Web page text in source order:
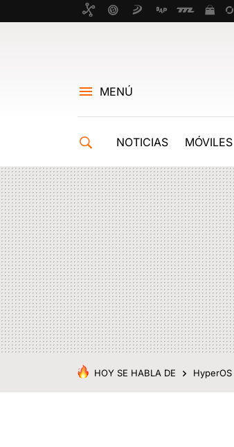
MENÚ
NOTICIAS MÓVILES
HOY SE HABLA DE HyperOS